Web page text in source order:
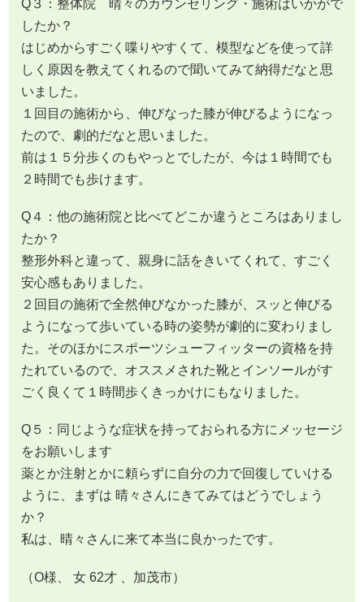
Q３：整体院 晴々のカウンセリング・施術はいかがで
したか？
はじめからすごく喋りやすくて、模型などを使って詳
しく原因を教えてくれるので聞いてみて納得だなと思
いました。
１回目の施術から、伸びなった膝が伸びるようになっ
たので、劇的だなと思いました。
前は１５分歩くのもやっとでしたが、今は１時間でも
２時間でも歩けます。
Q４：他の施術院と比べてどこか違うところはありまし
たか？
整形外科と違って、親身に話をきいてくれて、すごく
安心感もありました。
２回目の施術で全然伸びなかった膝が、スッと伸びる
ようになって歩いている時の姿勢が劇的に変わりまし
た。そのほかにスポーツシューフィッターの資格を持
たれているので、オススメされた靴とインソールがす
ごく良くて１時間歩くきっかけにもなりました。
Q５：同じような症状を持っておられる方にメッセージ
をお願いします
薬とか注射とかに頼らずに自分の力で回復していける
ように、まずは 晴々さんにきてみてはどうでしょう
か？
私は、晴々さんに来て本当に良かったです。
（O様、 女 62才 、加茂市）